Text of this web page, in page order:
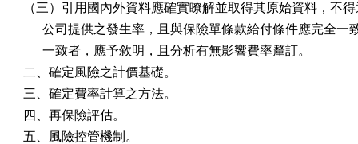
（三）引用國內外資料應確實瞭解並取得其原始資料，不
公司提供之發生率，且與保險單條款給付條件應完全一
      一致者，應予敘明，且分析有無影響費率釐訂。
二、確定風險之計價基礎。
三、確定費率計算之方法。
四、再保險評估。
五、風險控管機制。